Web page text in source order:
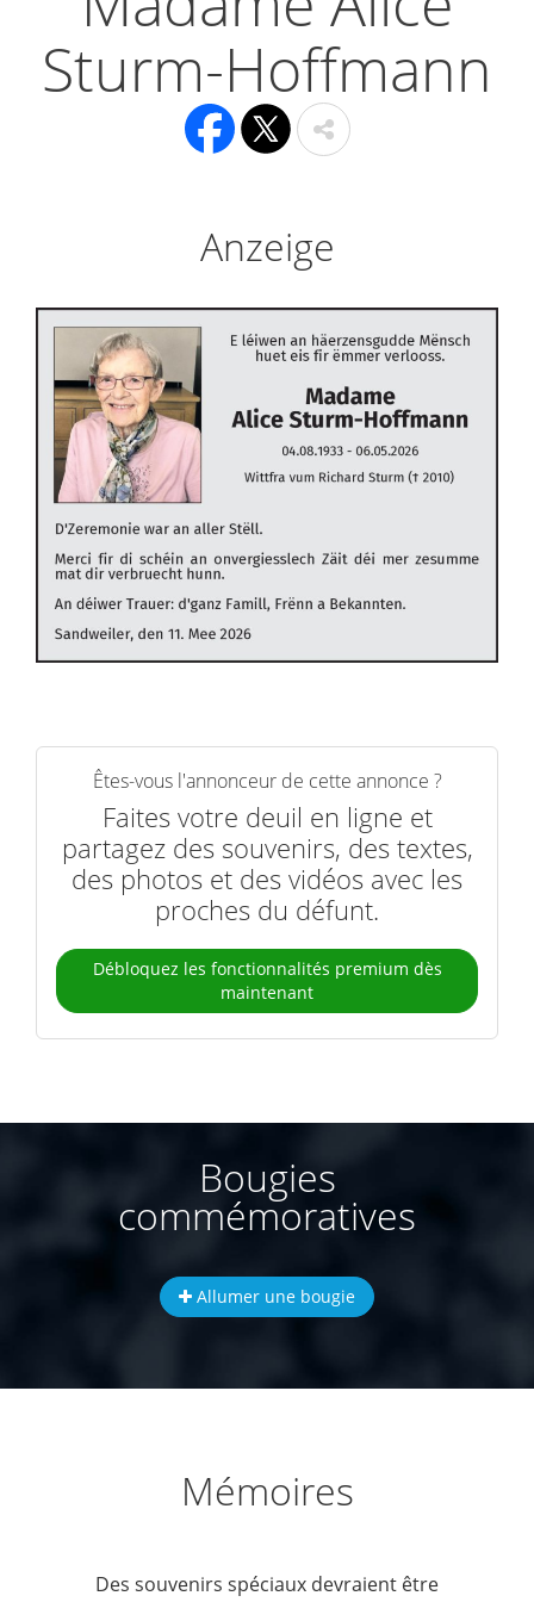
Sturm-Hoffmann
Anzeige
Êtes-vous l'annonceur de cette annonce ?
Faites votre deuil en ligne et
partagez des souvenirs, des textes,
des photos et des vidéos avec les
proches du défunt.
Débloquez les fonctionnalités premium dès
maintenant
Bougies
commémoratives
Allumer une bougie
Mémoires
Des souvenirs spéciaux devraient être